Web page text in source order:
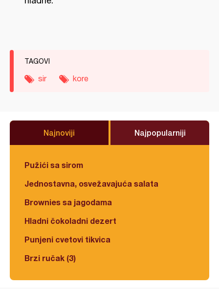
TAGOVI
sir kore
Najnoviji Najpopularniji
Pužići sa sirom
Jednostavna, osvežavajuća salata
Brownies sa jagodama
Hladni čokoladni dezert
Punjeni cvetovi tikvica
Brzi ručak (3)